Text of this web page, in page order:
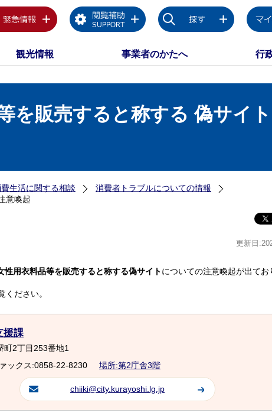
観光情報 事業者のかたへ 行
を販売すると称する 偽サイ
生活に関する相談
消費者トラブルについての情報
意喚起
更新日
性用衣料品等を販売すると称する偽サイトについての注意喚起が出てお
ください。
援課
町2丁目253番地1
ックス:0858-22-8230 場所:第2庁舎3階
chiiki@city.kurayoshi.lg.jp